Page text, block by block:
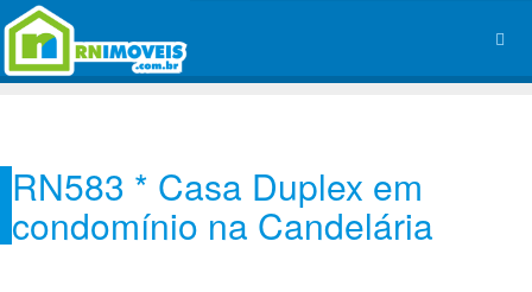
RN583 * Casa Duplex em
condomínio na Candelária